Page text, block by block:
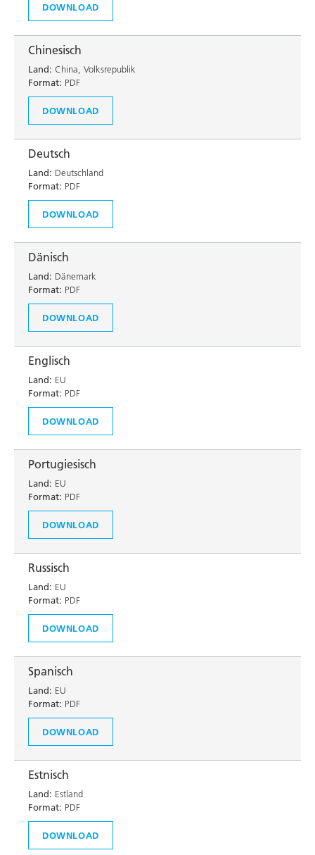
DOWNLOAD
Chinesisch
Land: China, Volksrepublik
Format: PDF
DOWNLOAD
Deutsch
Land: Deutschland
Format: PDF
DOWNLOAD
Dänisch
Land: Dänemark
Format: PDF
DOWNLOAD
Englisch
Land: EU
Format: PDF
DOWNLOAD
Portugiesisch
Land: EU
Format: PDF
DOWNLOAD
Russisch
Land: EU
Format: PDF
DOWNLOAD
Spanisch
Land: EU
Format: PDF
DOWNLOAD
Estnisch
Land: Estland
Format: PDF
DOWNLOAD